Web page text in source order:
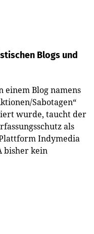
Blogs und
einem Blog namens
Sabotagen“
wurde, taucht der
als
Indymedia
bisher kein